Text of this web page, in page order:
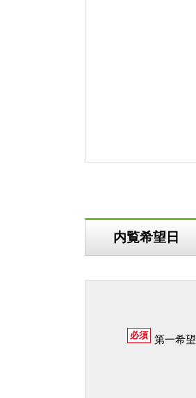
内覧希望日
必須 第一希望